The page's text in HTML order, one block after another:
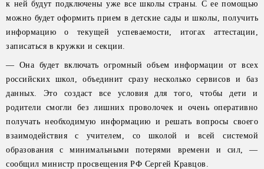
к ней будут подключены уже все школы страны. С ее помощью
можно будет оформить прием в детские сады и школы, получить
информацию о текущей успеваемости, итогах аттестации,
записаться в кружки и секции.
— Она будет включать огромный объем информации от всех
российских школ, объединит сразу несколько сервисов и баз
данных. Это создаст все условия для того, чтобы дети и
родители смогли без лишних проволочек и очень оперативно
получать необходимую информацию и решать вопросы своего
взаимодействия с учителем, со школой и всей системой
образования с минимальными потерями времени и сил, —
сообщил министр просвещения РФ Сергей Кравцов.